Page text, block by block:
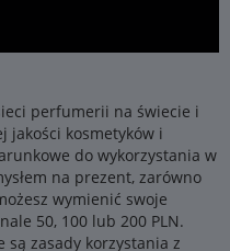
perfumerii na świecie i
jakości kosmetyków i
do wykorzystania w
na prezent, zarówno
wymienić swoje
50, 100 lub 200 PLN.
są zasady korzystania z